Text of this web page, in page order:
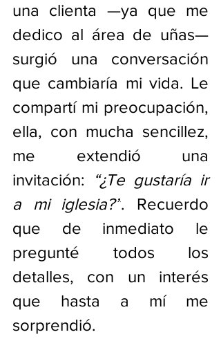
una clienta —ya que me
dedico al área de uñas—
surgió una conversación
que cambiaría mi vida. Le
compartí mi preocupación,
ella, con mucha sencillez,
me extendió una
invitación:
“¿Te gustaría ir
a mi iglesia?”. Recuerdo
que de inmediato le
pregunté todos los
detalles, con un interés
que hasta a mí me
sorprendió.